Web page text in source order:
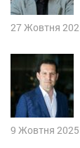
27 Жовтня
9 Жовтня